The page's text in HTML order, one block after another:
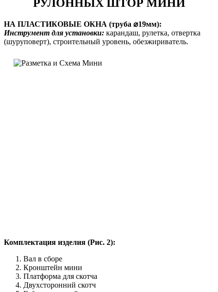
РУЛОННЫХ ШТОР МИНИ
НА ПЛАСТИКОВЫЕ ОКНА (труба ⌀19мм):
Инструмент для установки: карандаш, рулетка, отвертка
(шуруповерт), строительный уровень, обезжириватель.
Комплектация изделия (Рис. 2):
Вал в сборе
Кронштейн мини
Платформа для скотча
Двухсторонний скотч